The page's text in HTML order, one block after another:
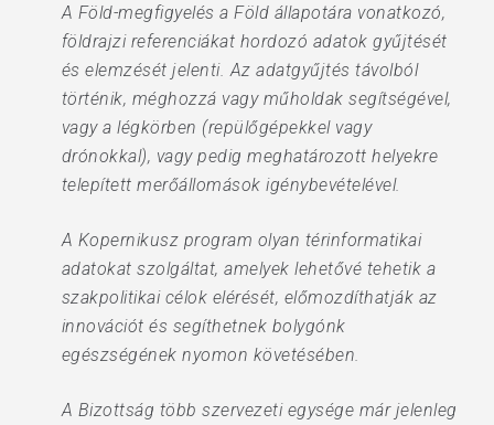
A Föld-megfigyelés a Föld állapotára vonatkozó,
földrajzi referenciákat hordozó adatok gyűjtését
és elemzését jelenti. Az adatgyűjtés távolból
történik, méghozzá vagy műholdak segítségével,
vagy a légkörben (repülőgépekkel vagy
drónokkal), vagy pedig meghatározott helyekre
telepített merőállomások igénybevételével.
A Kopernikusz program olyan térinformatikai
adatokat szolgáltat, amelyek lehetővé tehetik a
szakpolitikai célok elérését, előmozdíthatják az
innovációt és segíthetnek bolygónk
egészségének nyomon követésében.
A Bizottság több szervezeti egysége már jelenleg